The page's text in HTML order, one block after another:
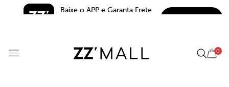
Baixe o APP e Garanta Frete
0